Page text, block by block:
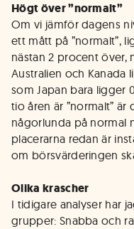
Högt över ”normalt”
Om vi jämför dagens
ett mått på ”normalt”,
nästan 2 procent över,
Australien och Kanada
som Japan bara ligger
tio åren är ”normalt”
någorlunda på normal
placerarna redan är
om börsvärderingen
Olika krascher
I tidigare analyser har
grupper: Snabba och